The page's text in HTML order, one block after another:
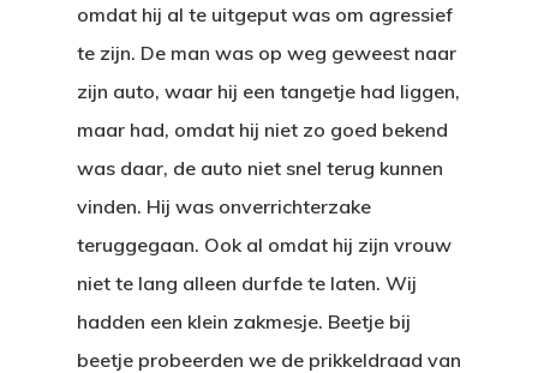
omdat hij al te uitgeput was om agressief
te zijn. De man was op weg geweest naar
zijn auto, waar hij een tangetje had liggen,
maar had, omdat hij niet zo goed bekend
was daar, de auto niet snel terug kunnen
vinden. Hij was onverrichterzake
teruggegaan. Ook al omdat hij zijn vrouw
niet te lang alleen durfde te laten. Wij
hadden een klein zakmesje. Beetje bij
beetje probeerden we de prikkeldraad van